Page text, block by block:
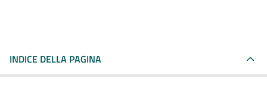
INDICE DELLA PAGINA